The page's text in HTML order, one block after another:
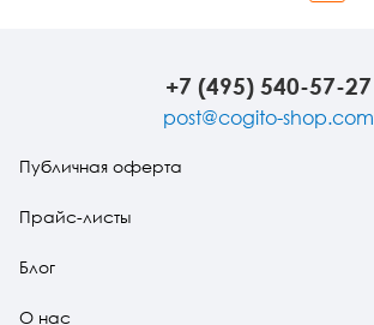
+7 (495) 540-57-27
post@cogito-shop.com
Публичная оферта
Прайс-листы
Блог
О нас